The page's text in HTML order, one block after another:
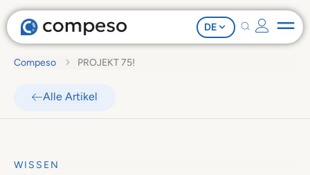
DE
Compeso PROJEKT 75!
Alle Artikel
WISSEN